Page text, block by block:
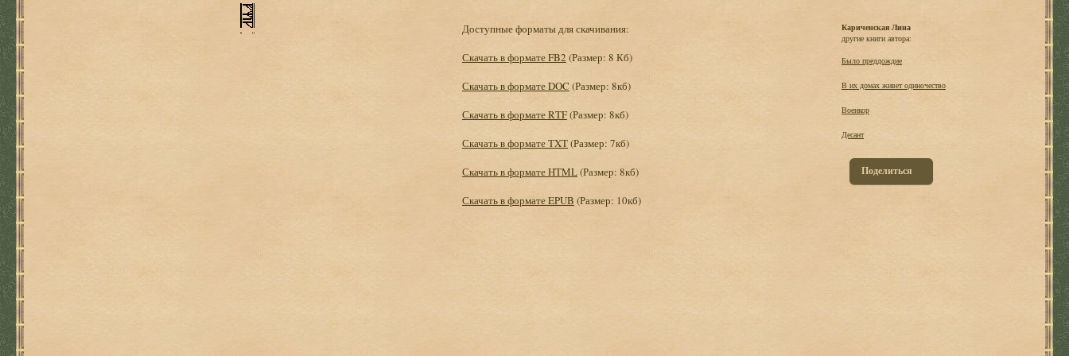
Доступные форматы для скачивания:
Скачать в формате FB2 (Размер: 8 Кб)
Скачать в формате DOC (Размер: 8кб)
Скачать в формате RTF(Размер: 8кб)
Скачать в формате TXT(Размер: 7кб)
Скачать в формате HTML(Размер: 8кб)
Скачать в формате EPUB (Размер: 10кб)
Кариченская Лина
другие книги автора:
Было преддождие
В их домах живет одиночество
Военкор
Десант
Поделиться